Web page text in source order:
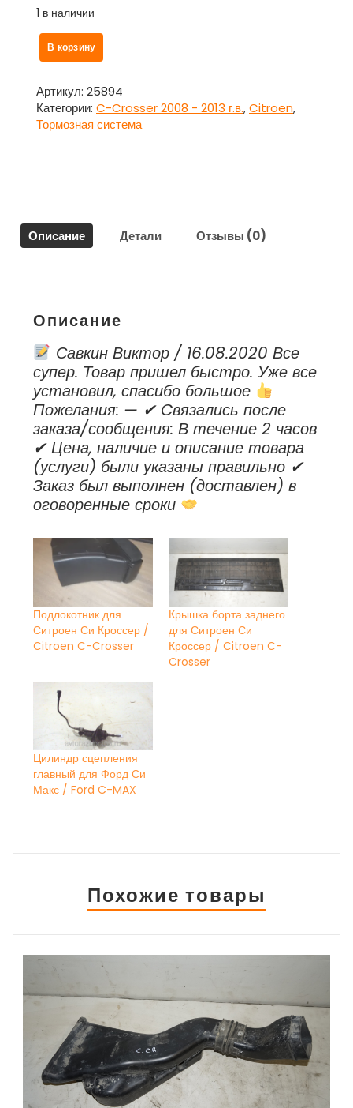
1 в наличии
Количество
товара
задний
левый
для
C-
Crosser
В корзину
Артикул: 25894
Категории: C-Crosser 2008 - 2013 г.в.,Citroen,
Тормозная система
Описание Детали Отзывы (0)
Описание
Савкин Виктор / 16.08.2020 Все
супер. Товар пришел быстро. Уже все
установил, спасибо большое
Пожелания: — ✔ Cвязались после
заказа/сообщения: В течение 2 часов
✔ Цена, наличие и описание товара
(услуги) были указаны правильно ✔
Заказ был выполнен (доставлен) в
оговоренные сроки
Подлокотник для
Ситроен Си Кроссер /
Citroen C-Crosser
Крышка борта заднего
для Ситроен Си
Кроссер / Citroen C-
Crosser
Цилиндр сцепления
главный для Форд Си
Макс / Ford C-MAX
Похожие товары